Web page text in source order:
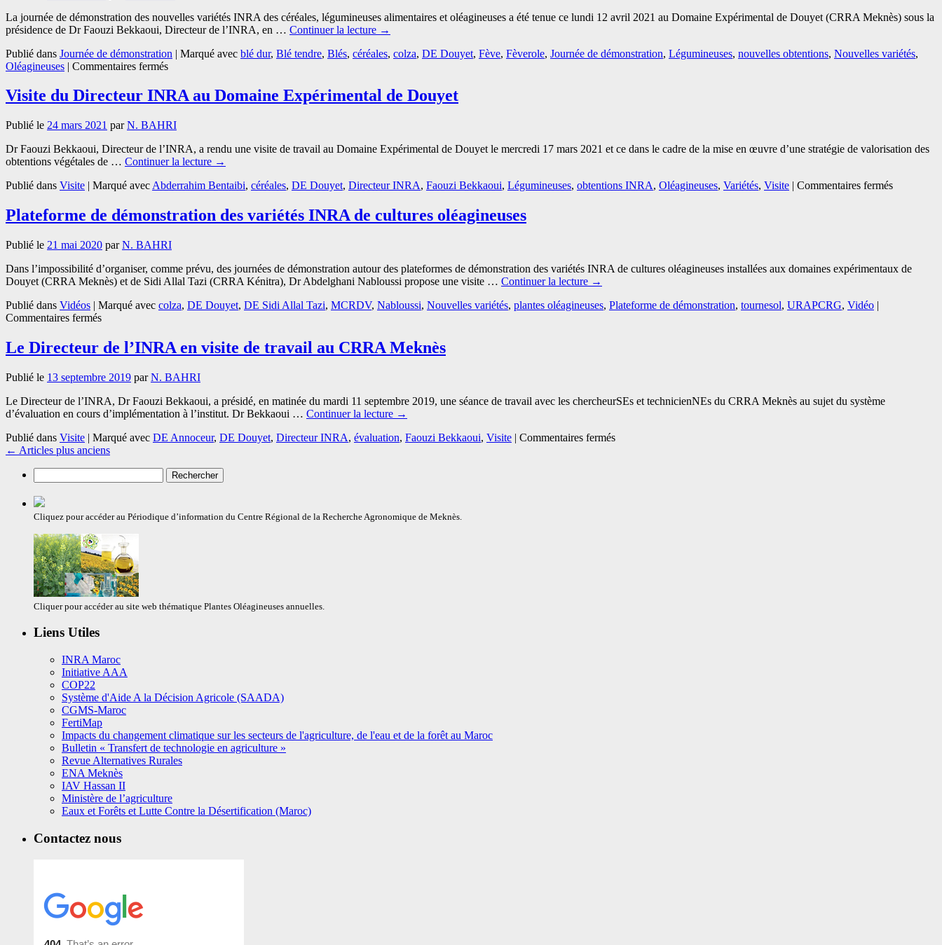
La journée de démonstration des nouvelles variétés INRA des céréales, légumineuses alimentaires et oléagineuses a été tenue ce lundi 12 avril 2021 au Domaine Expérimental de Douyet (CRRA Meknès) sous la
présidence de Dr Faouzi Bekkaoui, Directeur de l’INRA, en … Continuer la lecture →
Publié dans Journée de démonstration | Marqué avec blé dur, Blé tendre, Blés, céréales, colza, DE Douyet, Fève, Fèverole, Journée de démonstration, Légumineuses, nouvelles obtentions, Nouvelles variétés,
Oléagineuses | Commentaires ferméssur
retentissant
de
journée
promotion
des
obtentions
INRA
céréales,
et
Douyet
le
avril
Visite du Directeur INRA au Domaine Expérimental de Douyet
Publié le 24 mars 2021 par N. BAHRI
Dr Faouzi Bekkaoui, Directeur de l’INRA, a rendu une visite de travail au Domaine Expérimental de Douyet le mercredi 17 mars 2021 et ce dans le cadre de la mise en œuvre d’une stratégie de valorisation des
obtentions végétales de … Continuer la lecture →
Publié dans Visite | Marqué avec Abderrahim Bentaibi, céréales, DE Douyet, Directeur INRA, Faouzi Bekkaoui, Légumineuses, obtentions INRA, Oléagineuses, Variétés, Visite | Commentaires ferméssur
Plateforme de démonstration des variétés INRA de cultures oléagineuses
Publié le 21 mai 2020 par N. BAHRI
Dans l’impossibilité d’organiser, comme prévu, des journées de démonstration autour des plateformes de démonstration des variétés INRA de cultures oléagineuses installées aux domaines expérimentaux de
Douyet (CRRA Meknès) et de Sidi Allal Tazi (CRRA Kénitra), Dr Abdelghani Nabloussi propose une visite … Continuer la lecture →
Publié dans Vidéos | Marqué avec colza, DE Douyet, DE Sidi Allal Tazi, MCRDV, Nabloussi, Nouvelles variétés, plantes oléagineuses, Plateforme de démonstration, tournesol, URAPCRG, Vidéo |
Commentaires ferméssur
de
démonstration
variétés
de
cultures
oléagineuses
Le Directeur de l’INRA en visite de travail au CRRA Meknès
Publié le 13 septembre 2019 par N. BAHRI
Le Directeur de l’INRA, Dr Faouzi Bekkaoui, a présidé, en matinée du mardi 11 septembre 2019, une séance de travail avec les chercheurSEs et technicienNEs du CRRA Meknès au sujet du système
d’évaluation en cours d’implémentation à l’institut. Dr Bekkaoui … Continuer la lecture →
Publié dans Visite | Marqué avec DE Annoceur, DE Douyet, Directeur INRA, évaluation, Faouzi Bekkaoui, Visite | Commentaires ferméssur
← Articles plus anciens
Cliquez pour accéder au Périodique d’information du Centre Régional de la Recherche Agronomique de Meknès.
Cliquer pour accéder au site web thématique Plantes Oléagineuses annuelles.
Liens Utiles
INRA Maroc
Initiative AAA
COP22
Système d'Aide A la Décision Agricole (SAADA)
CGMS-Maroc
FertiMap
Impacts du changement climatique sur les secteurs de l'agriculture, de l'eau et de la forêt au Maroc
Bulletin « Transfert de technologie en agriculture »
Revue Alternatives Rurales
ENA Meknès
IAV Hassan II
Ministère de l’agriculture
Eaux et Forêts et Lutte Contre la Désertification (Maroc)
Contactez nous